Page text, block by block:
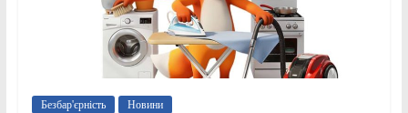
Безбар'єрність Новини